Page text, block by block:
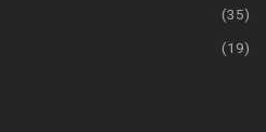
(35)
(19)